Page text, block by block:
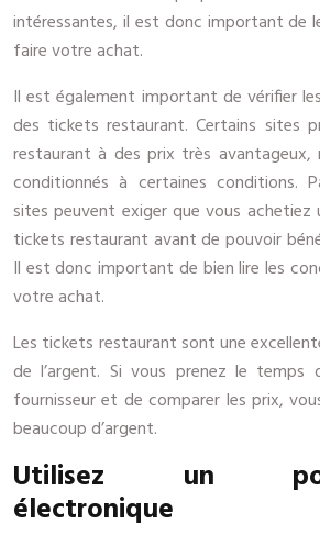
intéressantes, il est donc important de
faire votre achat.
Il est également important de vérifier
des tickets restaurant. Certains sites
restaurant à des prix très avantageux,
conditionnés à certaines conditions.
sites peuvent exiger que vous achetiez
tickets restaurant avant de pouvoir
Il est donc important de bien lire les
votre achat.
Les tickets restaurant sont une
de l’argent. Si vous prenez le temps
fournisseur et de comparer les prix,
beaucoup d’argent.
Utilisez un
électronique